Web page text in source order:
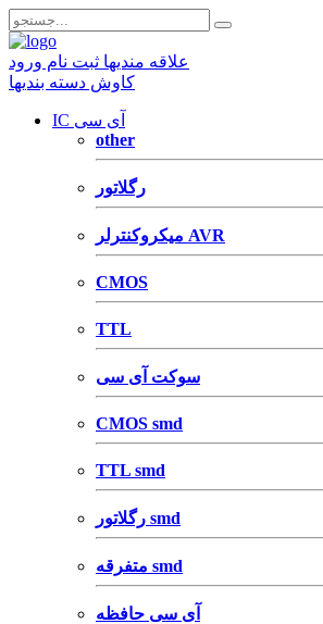
علاقه مندیها ثبت نام ورود
کاوش دسته بندیها
IC آی سی
other
رگلاتور
میکروکنترلر AVR
CMOS
TTL
سوکت آی سی
CMOS smd
TTL smd
رگلاتور smd
متفرقه smd
آی سی حافظه